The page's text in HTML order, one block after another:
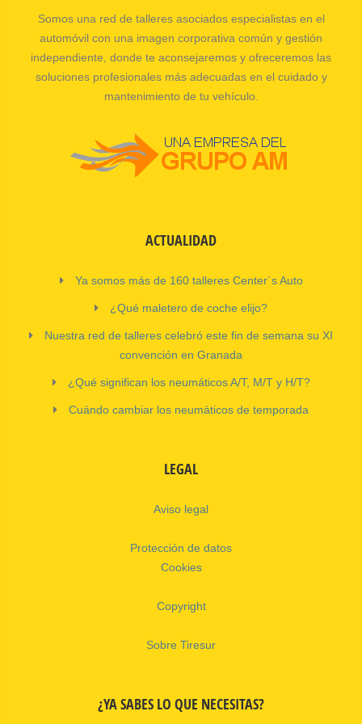
Somos una red de talleres asociados especialistas en el
automóvil con una imagen corporativa común y gestión
independiente, donde te aconsejaremos y ofreceremos las
soluciones profesionales más adecuadas en el cuidado y
mantenimiento de tu vehículo.
ACTUALIDAD
Ya somos más de 160 talleres Center´s Auto
¿Qué maletero de coche elijo?
Nuestra red de talleres celebró este fin de semana su XI
convención en Granada
¿Qué significan los neumáticos A/T, M/T y H/T?
Cuándo cambiar los neumáticos de temporada
LEGAL
Aviso legal
Protección de datos
Cookies
Copyright
Sobre Tiresur
¿YA SABES LO QUE NECESITAS?